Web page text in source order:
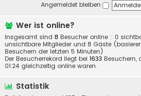
Angemeldet bleiben
Wer ist online?
Insgesamt sind 8 Besucher online :: 0
unsichtbare Mitglieder und 8 Gäste
Besuchern der letzten 5 Minuten)
Der Besucherrekord liegt bei 1633 Besuchern,
01:24 gleichzeitig online waren.
Statistik